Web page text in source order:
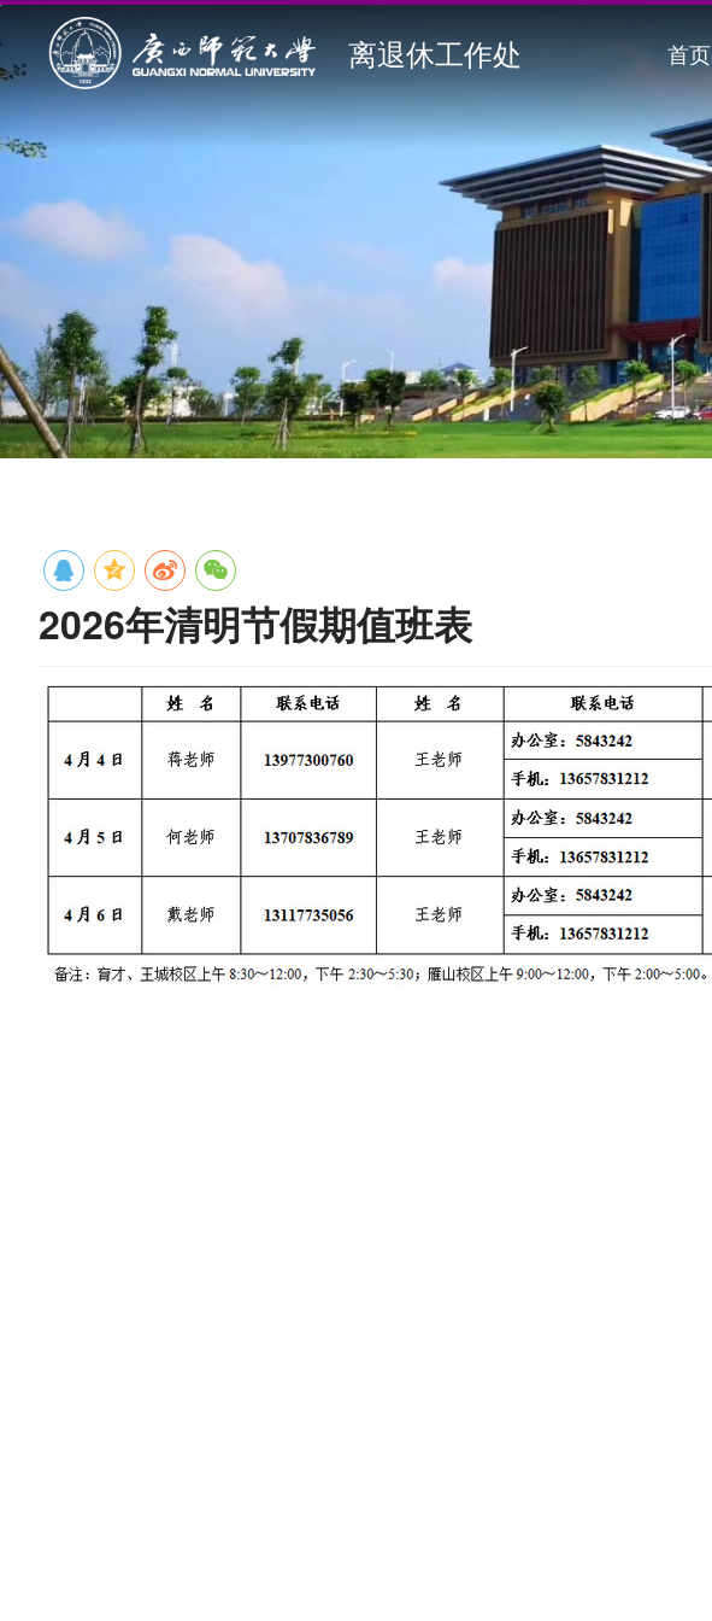
离退休工作处 首页
2026年清明节假期值班表